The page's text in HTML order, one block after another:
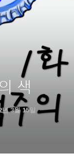
색
년 3월 15일